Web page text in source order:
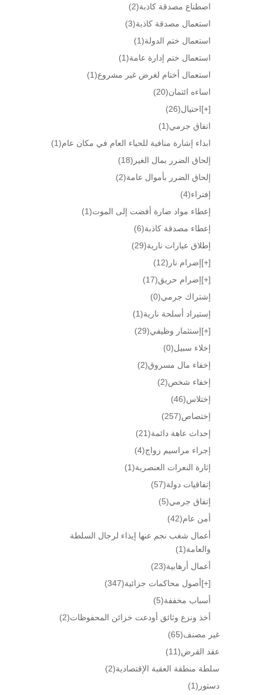
اصطناع مصدقة كاذبة(2)
استعمال مصدقة كاذبة(3)
استعمال ختم الدولة(1)
استعمال ختم إدارة عامة(1)
استعمال أختام لغرض غير مشروع(1)
اساءه ائتمان(20)
[+]احتيال(26)
اتفاق جرمي(1)
ابداء إشارة منافية للحياء العام في مكان عام(1)
إلحاق الضرر بمال الغير (18)
إلحاق الضرر بأموال عامة(2)
إفتراء(4)
إعطاء مواد ضارة أفضت إلى الموت(1)
إعطاء مصدقة كاذبة(6)
إطلاق عيارات نارية(29)
[+]إضرام نار (12)
[+]إضرام حريق(17)
إشتراك جرمي(0)
إستيراد أسلحة نارية(1)
[+]إستثمار وظيفي(29)
إخلاء سبيل(0)
إخفاء مال مسروق(2)
إخفاء شخص(2)
إختلاس(46)
إختصاص(257)
إحداث عاهة دائمة(21)
إجراء مراسيم زواج(4)
إثارة النعرات العنصرية(1)
إتفاقيات دولة(57)
إتفاق جرمي(5)
أمن عام(42)
أعمال شغب نجم عنها إيذاء لرجال السلطة
والعامة(1)
أعمال أرهابية(23)
[+]أصول محاكمات جزائية(347)
أسباب مخففة(5)
أخذ ونزع وثائق أودعت خزائن المحفوظات(2)
غير مصنف(65)
عقد القرض(11)
سلطة منطقة العقبة الإقتصادية(2)
دستور (1)